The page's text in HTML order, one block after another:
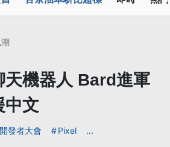
機器人 Bard進軍
中文
開發者大會 Pixel ...